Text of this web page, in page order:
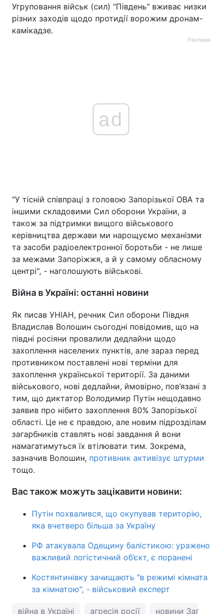
Угруповання військ (сил) "Південь" вживає низки
різних заходів щодо протидії ворожим дронам-
камікадзе.
Реклама
ad
"У тісній співпраці з головою Запорізької ОВА та
іншими складовими Сил оборони України, а
також за підтримки вищого військового
керівництва держави ми нарощуємо механізми
та засоби радіоелектронної боротьби - не лише
за межами Запоріжжя, а й у самому обласному
центрі", - наголошують військові.
Війна в Україні: останні новини
Як писав УНІАН, речник Сил оборони Півдня
Владислав Волошин сьогодні повідомив, що на
півдні росіяни провалили дедлайни щодо
захоплення населених пунктів, але зараз перед
противником поставлені нові терміни для
захоплення української території. За даними
військового, нові дедлайни, ймовірно, пов’язані з
тим, що диктатор Володимир Путін нещодавно
заявив про нібито захоплення 80% Запорізької
області. Це не є правдою, але новим підрозділам
загарбників ставлять нові завдання й вони
намагатимуться їх втілювати тим. Зокрема,
зазначив Волошин, противник активізує штурми
тощо.
Вас також можуть зацікавити новини:
Путін похвалився, що окупував територію,
яка вчетверо більша за Україну
РФ атакувала Одещину балістикою: уражено
важливий логістичний об’єкт, є поранені
Костянтинівку зачищають "в режимі кімната
за кімнатою", - військовий експерт
війна в Україні агресія росії новини